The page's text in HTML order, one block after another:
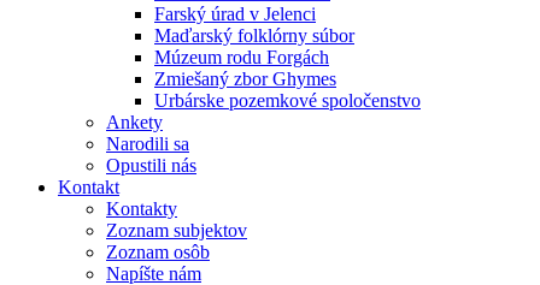
Farský úrad v Jelenci
Maďarský folklórny súbor
Múzeum rodu Forgách
Zmiešaný zbor Ghymes
Urbárske pozemkové spoločenstvo
Ankety
Narodili sa
Opustili nás
Kontakt
Kontakty
Zoznam subjektov
Zoznam osôb
Napíšte nám